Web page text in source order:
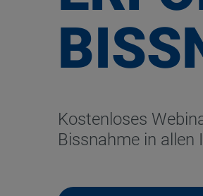
Kostenloses
Bissnahme in allen